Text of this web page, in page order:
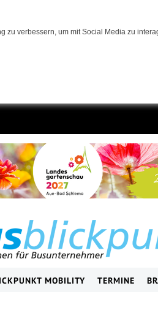
verbessern, um mit Social Media zu
MOBILITY TERMINE